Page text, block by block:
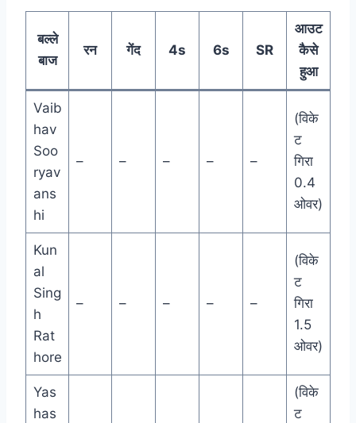
बल्ले
बाज
रन गेंद 4s 6s SR
आउट
कैसे
हुआ
Vaib
hav
Soo
ryav
ans
hi
– – – – –
(विके
ट
गिरा
0.4
ओवर)
Kun
al
Sing
h
Rat
hore
– – – – –
(विके
ट
गिरा
1.5
ओवर)
Yas
has
(विके
ट